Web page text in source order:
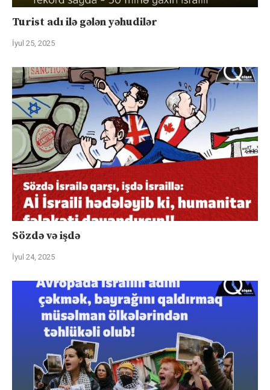
Turist adı ilə gələn yəhudilər
İyul 25, 2025
Sözdə və işdə
İyul 24, 2025